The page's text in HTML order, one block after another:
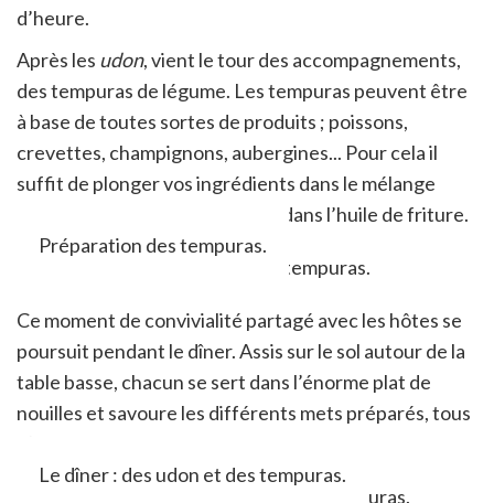
d’heure.
Après les udon, vient le tour des accompagnements,
des tempuras de légume. Les tempuras peuvent être
à base de toutes sortes de produits ; poissons,
crevettes, champignons, aubergines... Pour cela il
suffit de plonger vos ingrédients dans le mélange
d'œufs, eau fraîche, farine puis dans l’huile de friture.
Préparation des tempuras.
Ce moment de convivialité partagé avec les hôtes se
poursuit pendant le dîner. Assis sur le sol autour de la
table basse, chacun se sert dans l’énorme plat de
nouilles et savoure les différents mets préparés, tous
Le dîner : des udon et des tempuras.